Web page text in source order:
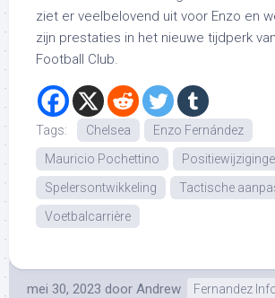
ziet er veelbelovend uit voor Enzo en
zijn prestaties in het nieuwe tijdperk
Football Club.
Tags: Chelsea
Enzo Fernández
Mauricio Pochettino
Spelersontwikkeling
Tactische
Voetbalcarrière
mei 30, 2023 door Andrew Fernandez